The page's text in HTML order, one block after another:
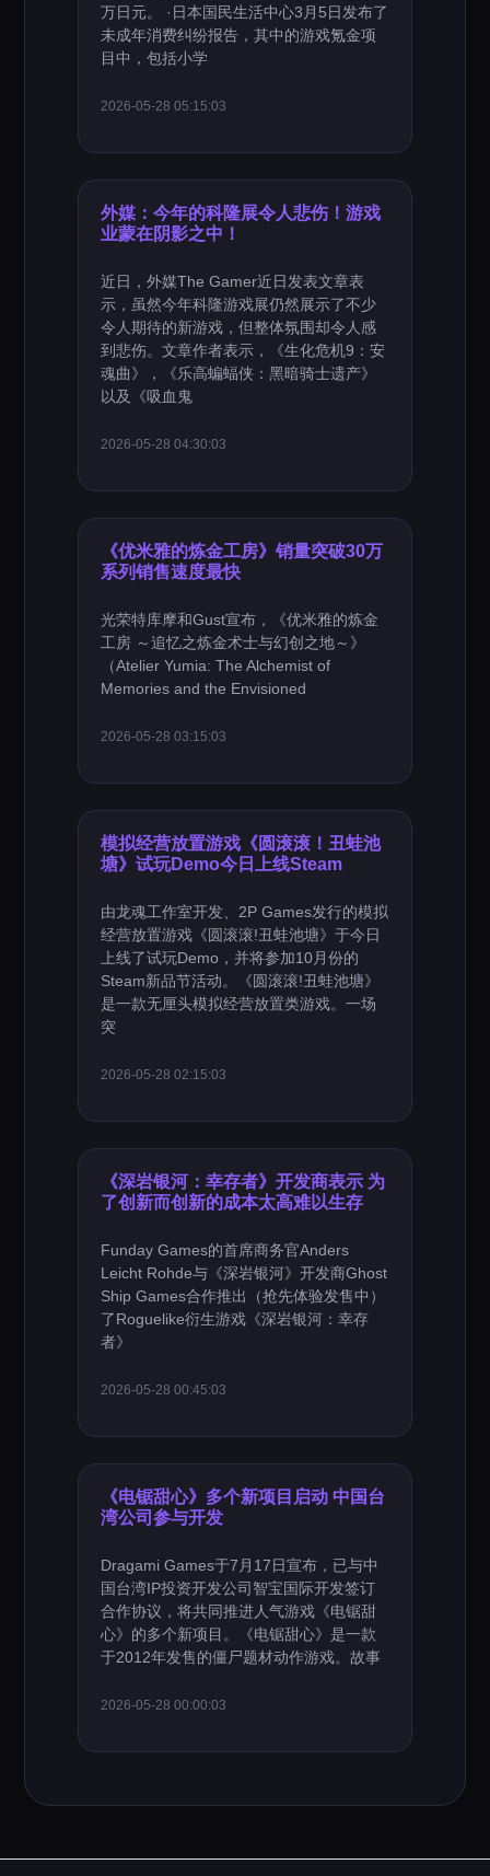
万日元。 ·日本国民生活中心3月5日发布了
未成年消费纠纷报告，其中的游戏氪金项
目中，包括小学
2026-05-28 05:15:03
外媒：今年的科隆展令人悲伤！游戏
业蒙在阴影之中！
近日，外媒The Gamer近日发表文章表
示，虽然今年科隆游戏展仍然展示了不少
令人期待的新游戏，但整体氛围却令人感
到悲伤。文章作者表示，《生化危机9：安
魂曲》，《乐高蝙蝠侠：黑暗骑士遗产》
以及《吸血鬼
2026-05-28 04:30:03
《优米雅的炼金工房》销量突破30万
系列销售速度最快
光荣特库摩和Gust宣布，《优米雅的炼金
工房 ～追忆之炼金术士与幻创之地～》
（Atelier Yumia: The Alchemist of
Memories and the Envisioned
2026-05-28 03:15:03
模拟经营放置游戏《圆滚滚！丑蛙池
塘》试玩Demo今日上线Steam
由龙魂工作室开发、2P Games发行的模拟
经营放置游戏《圆滚滚!丑蛙池塘》于今日
上线了试玩Demo，并将参加10月份的
Steam新品节活动。《圆滚滚!丑蛙池塘》
是一款无厘头模拟经营放置类游戏。一场
突
2026-05-28 02:15:03
《深岩银河：幸存者》开发商表示 为
了创新而创新的成本太高难以生存
Funday Games的首席商务官Anders
Leicht Rohde与《深岩银河》开发商Ghost
Ship Games合作推出（抢先体验发售中）
了Roguelike衍生游戏《深岩银河：幸存
者》
2026-05-28 00:45:03
《电锯甜心》多个新项目启动 中国台
湾公司参与开发
Dragami Games于7月17日宣布，已与中
国台湾IP投资开发公司智宝国际开发签订
合作协议，将共同推进人气游戏《电锯甜
心》的多个新项目。《电锯甜心》是一款
于2012年发售的僵尸题材动作游戏。故事
2026-05-28 00:00:03